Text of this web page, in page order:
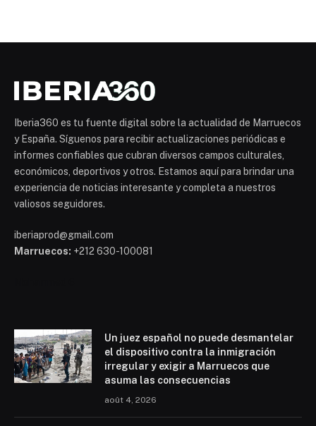
Iberia360 es tu fuente digital sobre la actualidad de Marruecos
y España. Síguenos para recibir actualizaciones periódicas e
informes confiables que cubran diversos campos culturales,
económicos, deportivos y otros. Estamos aquí para brindar una
experiencia de noticias interesante y completa a nuestros
valiosos seguidores.
iberiaprod@gmail.com
Marruecos: +212 630-100081
Un juez español no puede desmantelar
el dispositivo contra la inmigración
irregular y exigir a Marruecos que
asuma las consecuencias
août 4, 2026